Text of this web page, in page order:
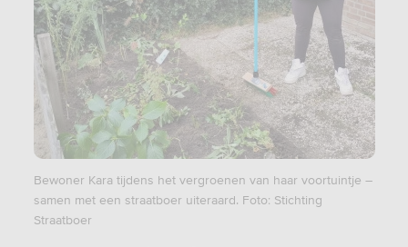
Bewoner Kara tijdens het vergroenen van haar voortuintje –
samen met een straatboer uiteraard. Foto: Stichting
Straatboer